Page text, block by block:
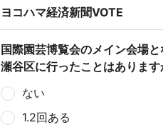
ヨコハマ経済新聞VOTE
国際園芸博覧会のメイン会場と
瀬谷区に行ったことはあります
ない
1.2回ある